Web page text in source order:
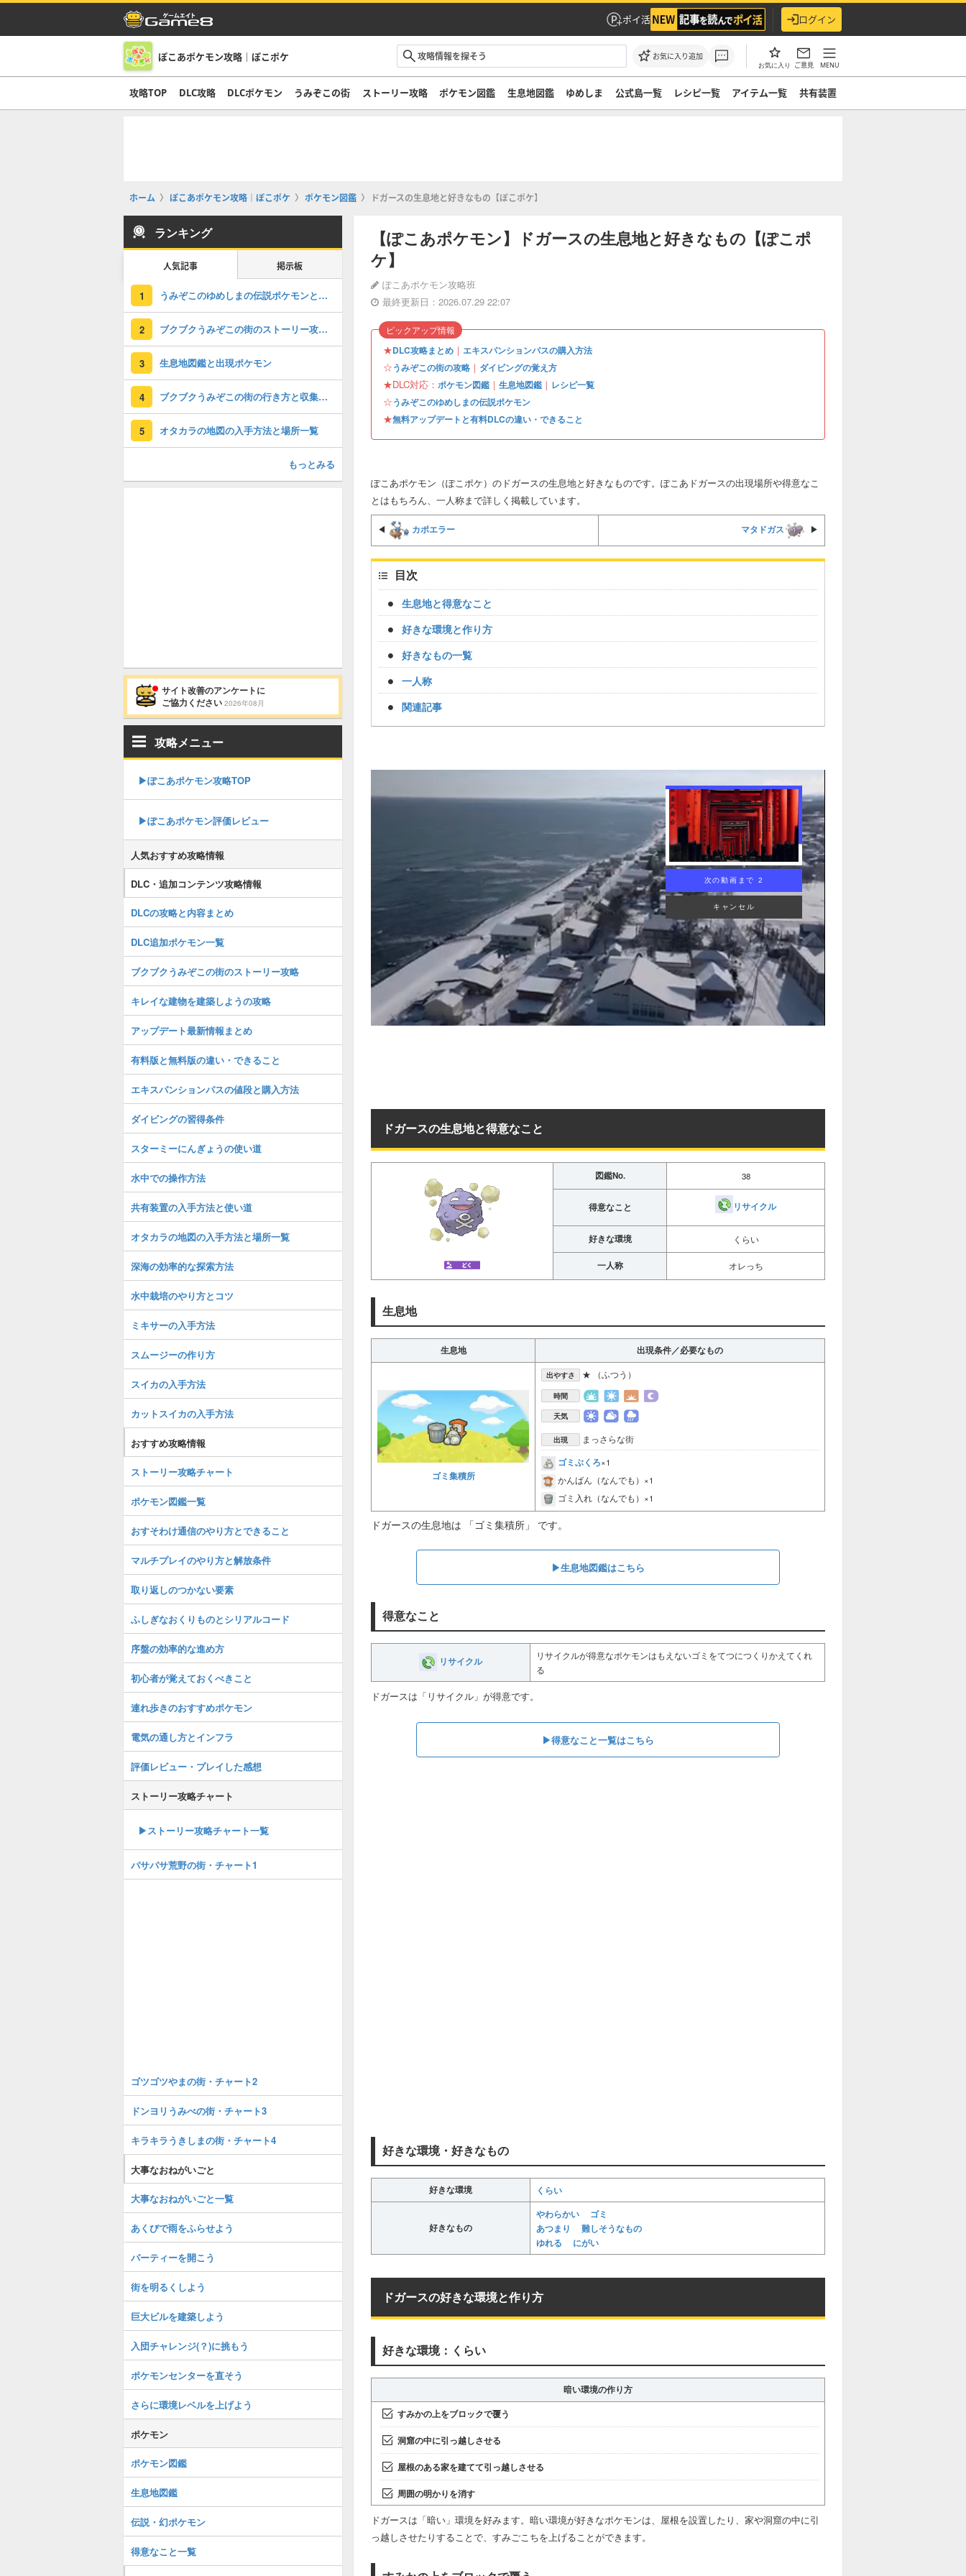
ポイ活 ログイン
ぽこあポケモン攻略｜ぽこポケ お気に入り追加
お気に入り ご意見 MENU
攻略TOP DLC攻略 DLCポケモン うみぞこの街 ストーリー攻略 ポケモン図鑑 生息地図鑑 ゆめしま 公式島一覧 レシピ一覧 アイテム一覧 共有装置
ホーム ぽこあポケモン攻略｜ぽこポケ ポケモン図鑑 ドガースの生息地と好きなもの【ぽこポケ】
【ぽこあポケモン】ドガースの生息地と好きなもの【ぽこポ
ケ】
ぽこあポケモン攻略班
最終更新日：2026.07.29 22:07
★DLC攻略まとめ ｜ エキスパンションパスの購入方法
☆うみぞこの街の攻略 ｜ ダイビングの覚え方
★DLC対応： ポケモン図鑑 ｜ 生息地図鑑 ｜ レシピ一覧
☆うみぞこのゆめしまの伝説ポケモン
★無料アップデートと有料DLCの違い・できること
ピックアップ情報
ぽこあポケモン（ぽこポケ）のドガースの生息地と好きなものです。ぽこあドガースの出現場所や得意なこ
とはもちろん、一人称まで詳しく掲載しています。
◀ カポエラー マタドガス ▶︎
目次
生息地と得意なこと
好きな環境と作り方
好きなもの一覧
一人称
関連記事
次の動画まで 1
キャンセル
ドガースの生息地と得意なこと
図鑑No. 38
得意なこと リサイクル
好きな環境 くらい
一人称 オレっち
生息地
生息地 出現条件／必要なもの
ゴミ集積所
出やすさ ★ （ふつう）
時間
天気
出現 まっさらな街
ゴミぶくろ×1
かんばん（なんでも）×1
ゴミ入れ（なんでも）×1
ドガースの生息地は 「ゴミ集積所」 です。
▶︎生息地図鑑はこちら
得意なこと
リサイクル
リサイクルが得意なポケモンはもえないゴミをてつにつくりかえてくれ
る
ドガースは「リサイクル」が得意です。
▶︎得意なこと一覧はこちら
好きな環境・好きなもの
好きな環境 くらい
好きなもの
やわらかい
ゴミ
あつまり
難しそうなもの
ゆれる
にがい
ドガースの好きな環境と作り方
好きな環境：くらい
暗い環境の作り方
すみかの上をブロックで覆う
洞窟の中に引っ越しさせる
屋根のある家を建てて引っ越しさせる
周囲の明かりを消す
ドガースは「暗い」環境を好みます。暗い環境が好きなポケモンは、屋根を設置したり、家や洞窟の中に引
っ越しさせたりすることで、すみごこちを上げることができます。
ランキング
人気記事 掲示板
1 うみぞこのゆめしまの伝説ポケモンとやることまとめ
2 ブクブクうみぞこの街のストーリー攻略・DLC第1弾
3 生息地図鑑と出現ポケモン
4 ブクブクうみぞこの街の行き方と収集要素
5 オタカラの地図の入手方法と場所一覧
もっとみる
サイト改善のアンケートに
ご協力ください 2026年08月
攻略メニュー
▶︎ぽこあポケモン攻略TOP
▶︎ぽこあポケモン評価レビュー
人気おすすめ攻略情報
DLC・追加コンテンツ攻略情報
DLCの攻略と内容まとめ
DLC追加ポケモン一覧
ブクブクうみぞこの街のストーリー攻略
キレイな建物を建築しようの攻略
アップデート最新情報まとめ
有料版と無料版の違い・できること
エキスパンションパスの値段と購入方法
ダイビングの習得条件
スターミーにんぎょうの使い道
水中での操作方法
共有装置の入手方法と使い道
オタカラの地図の入手方法と場所一覧
深海の効率的な探索方法
水中栽培のやり方とコツ
ミキサーの入手方法
スムージーの作り方
スイカの入手方法
カットスイカの入手方法
おすすめ攻略情報
ストーリー攻略チャート
ポケモン図鑑一覧
おすそわけ通信のやり方とできること
マルチプレイのやり方と解放条件
取り返しのつかない要素
ふしぎなおくりものとシリアルコード
序盤の効率的な進め方
初心者が覚えておくべきこと
連れ歩きのおすすめポケモン
電気の通し方とインフラ
評価レビュー・プレイした感想
ストーリー攻略チャート
▶ストーリー攻略チャート一覧
パサパサ荒野の街・チャート1
ゴツゴツやまの街・チャート2
ドンヨリうみべの街・チャート3
キラキラうきしまの街・チャート4
大事なおねがいごと
大事なおねがいごと一覧
あくびで雨をふらせよう
パーティーを開こう
街を明るくしよう
巨大ビルを建築しよう
入団チャレンジ(？)に挑もう
ポケモンセンターを直そう
さらに環境レベルを上げよう
ポケモン
ポケモン図鑑
生息地図鑑
伝説・幻ポケモン
得意なこと一覧